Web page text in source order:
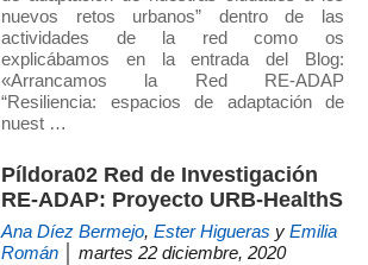
nuevos retos urbanos” dentro de las
actividades de la red como os
explicábamos en la entrada del Blog:
«Arrancamos la Red RE-ADAP
“Resiliencia: espacios de adaptación de
nuest …
Píldora02 Red de Investigación
RE-ADAP: Proyecto URB-HealthS
Ana Díez Bermejo, Ester Higueras y Emilia
Román │ martes 22 diciembre, 2020